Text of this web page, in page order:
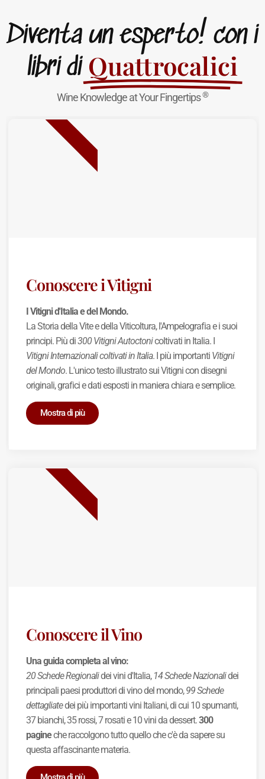
Diventa un esperto! con i
libri di Quattrocalici
Wine Knowledge at Your Fingertips®
Conoscere i Vitigni
I Vitigni d'Italia e del Mondo.
La Storia della Vite e della Viticoltura, l'Ampelografia e i suoi
principi. Più di300 Vitigni Autoctonicoltivati in Italia. I
Vitigni Internazionali coltivati in Italia. I più importanti Vitigni
del Mondo. L'unico testo illustrato sui Vitigni con disegni
originali, grafici e dati esposti in maniera chiara e semplice.
Mostra di più
NUOVA USCITA
Conoscere il Vino
Una guida completa al vino:
20 Schede Regionalidei vini d'Italia, 14 Schede Nazionalidei
principali paesi produttori di vino del mondo,99 Schede
dettagliatedei più importanti vini Italiani, di cui 10 spumanti,
37 bianchi, 35 rossi, 7 rosati e 10 vini da dessert.300
pagineche raccolgono tutto quello che c'è da sapere su
questa affascinante materia.
BEST SELLER